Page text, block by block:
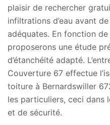
plaisir de rechercher
infiltrations d’eau avant
adéquates. En fonction
proposerons une étude
d’étanchéité adapté.
Couverture 67 effectue
toiture à Bernardswiller
les particuliers, ceci dans
et de sécurité.